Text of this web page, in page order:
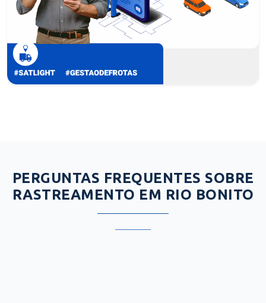
PERGUNTAS FREQUENTES SOBRE
RASTREAMENTO EM RIO BONITO